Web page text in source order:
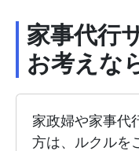
家事代行
お考えな
家政婦や家事代
方は、ルクルを